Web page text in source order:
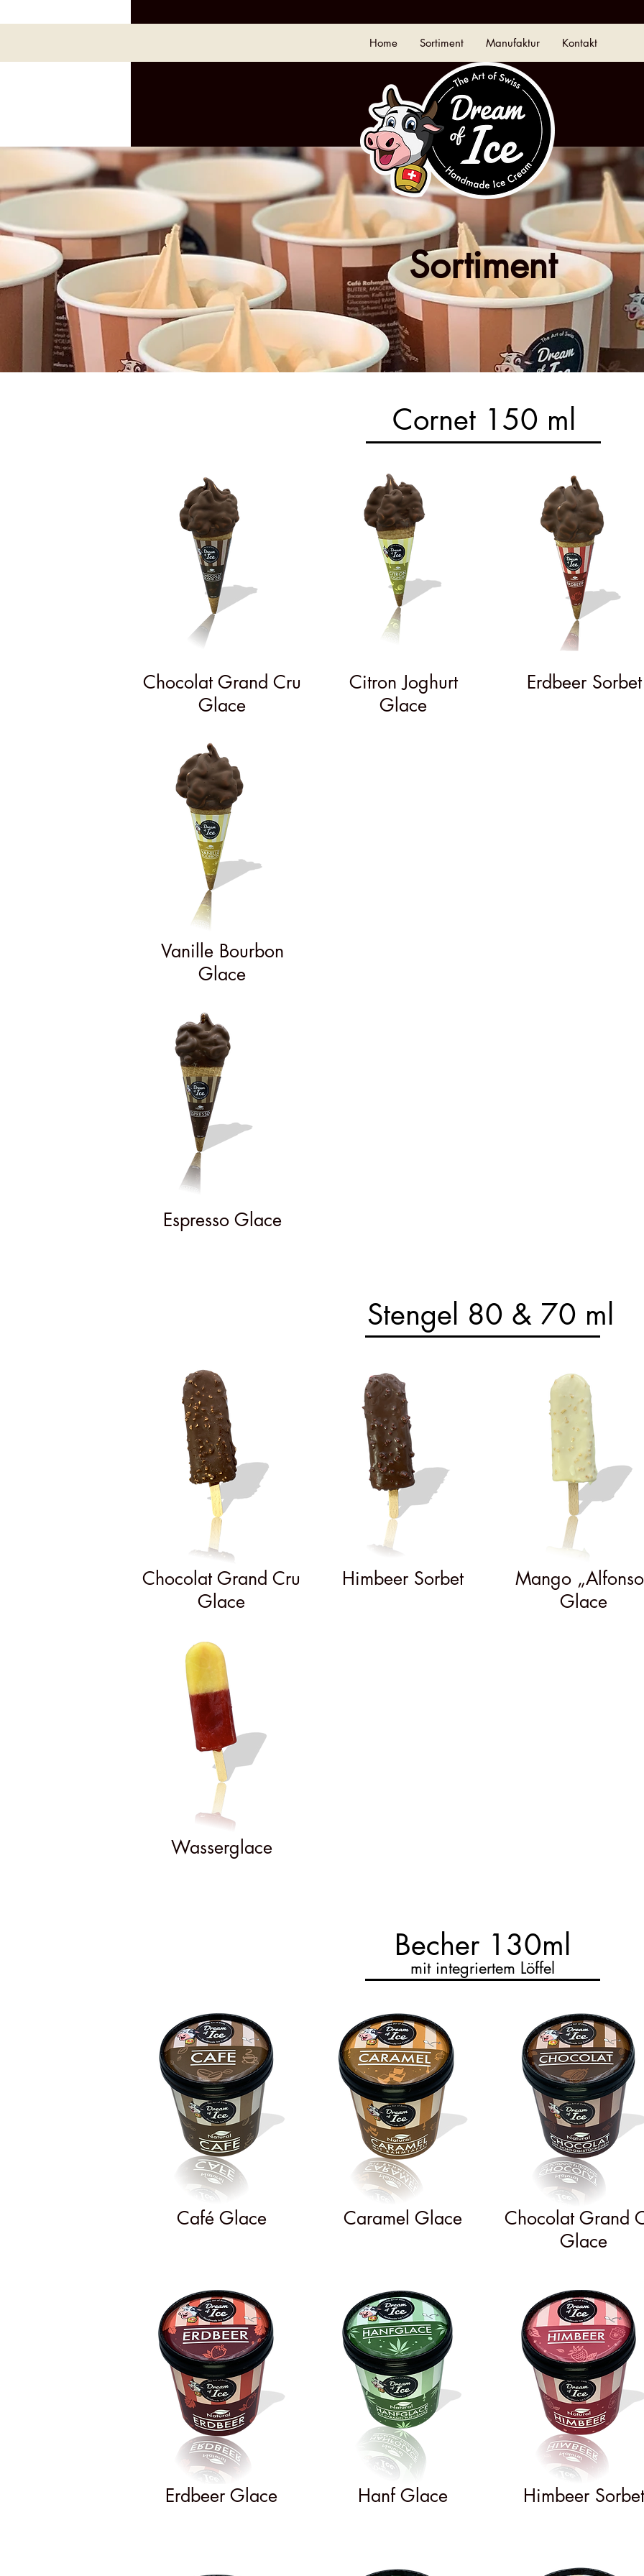
Home Sortiment Manufaktur Kontakt
Sortiment
Cornet 150 ml
Chocolat Grand Cru
Glace
Vanille Bourbon
Glace
Citron Joghurt
Glace
Erdbeer Sorbet
Espresso Glace
Stengel 80 & 70 ml
Chocolat Grand Cru
Glace
Himbeer Sorbet
Mango
Glace
Wasserglace
Becher 130ml
mit integriertem Löffel
Café Glace
Erdbeer Glace
Caramel Glace
Hanf Glace
Chocolat Grand
Glace
Himbeer Sorbet